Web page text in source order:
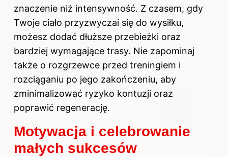
znaczenie niż intensywność. Z czasem, gdy
Twoje ciało przyzwyczai się do wysiłku,
możesz dodać dłuższe przebieżki oraz
bardziej wymagające trasy. Nie zapominaj
także o rozgrzewce przed treningiem i
rozciąganiu po jego zakończeniu, aby
zminimalizować ryzyko kontuzji oraz
poprawić regenerację.
Motywacja i celebrowanie
małych sukcesów